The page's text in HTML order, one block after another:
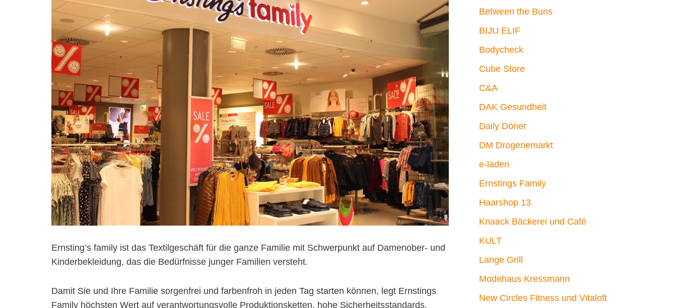
Ernsting’s family ist das Textilgeschäft für die ganze Familie mit Schwerpunkt auf Damenober- und
Kinderbekleidung, das die Bedürfnisse junger Familien versteht.
Damit Sie und Ihre Familie sorgenfrei und farbenfroh in jeden Tag starten können, legt Ernstings
Family höchsten Wert auf verantwortungsvolle Produktionsketten, hohe Sicherheitsstandards,
Between the Buns
BIJU ELIF
Bodycheck
Cube Store
C&A
DAK Gesundheit
Daily Döner
DM Drogeriemarkt
e-laden
Ernstings Family
Haarshop 13
Knaack Bäckerei und Café
KULT
Lange Grill
Modehaus Kressmann
New Circles Fitness und Vitaloft